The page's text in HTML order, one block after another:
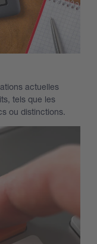
actuelles
tels que les
ou distinctions.